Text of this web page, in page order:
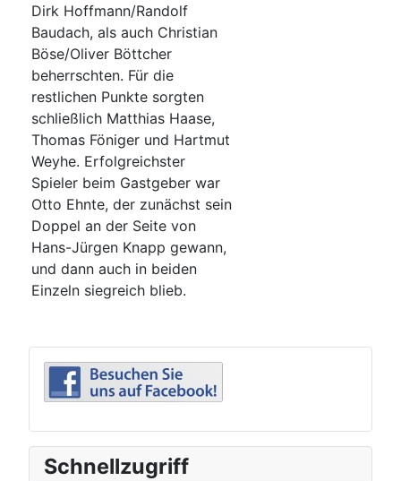
Dirk Hoffmann/Randolf
Baudach, als auch Christian
Böse/Oliver Böttcher
beherrschten. Für die
restlichen Punkte sorgten
schließlich Matthias Haase,
Thomas Föniger und Hartmut
Weyhe. Erfolgreichster
Spieler beim Gastgeber war
Otto Ehnte, der zunächst sein
Doppel an der Seite von
Hans-Jürgen Knapp gewann,
und dann auch in beiden
Einzeln siegreich blieb.
Schnellzugriff